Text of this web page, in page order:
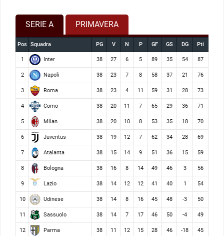
SERIE A PRIMAVERA
Pos Squadra PG V N P GF GS DG Pti
1 Inter 38 27 6 5 89 35 54 87
2 Napoli 38 23 7 8 58 37 21 76
3 Roma 38 23 4 11 59 31 28 73
4 Como 38 20 11 7 65 29 36 71
5 Milan 38 20 10 8 53 35 18 70
6 Juventus 38 19 12 7 62 34 28 69
7 Atalanta 38 15 14 9 51 36 15 59
8 Bologna 38 16 8 14 49 46 3 56
9 Lazio 38 14 12 12 41 40 1 54
10 Udinese 38 14 8 16 45 48 -3 50
11 Sassuolo 38 14 7 17 46 50 -4 49
12 Parma 38 11 12 15 28 46 -18 45